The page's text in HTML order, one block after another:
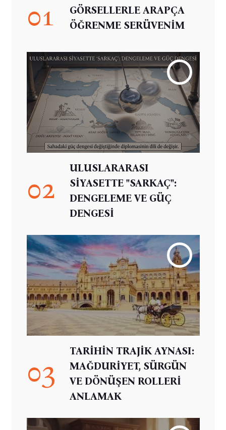
01
GÖRSELLERLE ARAPÇA
ÖĞRENME SERÜVENİM
02
ULUSLARARASI
SİYASETTE "SARKAÇ":
DENGELEME VE GÜÇ
DENGESİ
03
TARİHİN TRAJİK AYNASI:
MAĞDURİYET, SÜRGÜN
VE DÖNÜŞEN ROLLERİ
ANLAMAK